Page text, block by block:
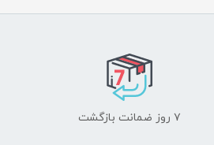
۷ روز ضمانت بازگشت